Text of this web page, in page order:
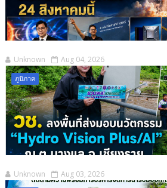
Unknown Aug 04, 2026
ภูมิภาค
Unknown Aug 03, 2026